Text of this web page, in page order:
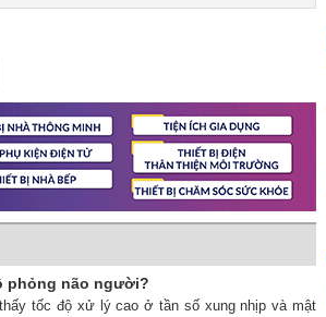
phỏng não người?
tốc độ xử lý cao ở tần số xung nhịp và mật